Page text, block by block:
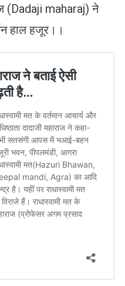
(Dadaji maharaj) ने
हाल हजूर।।